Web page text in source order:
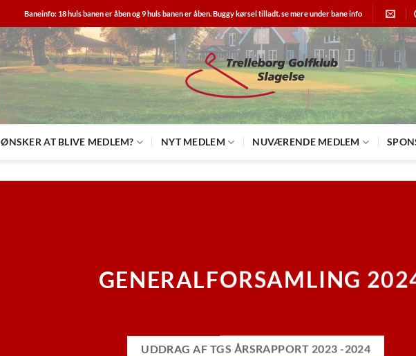
Baneinfo: 18 huls banen er åben og 9 huls banen er åben. Buggy kørsel tilladt. se mere under bane info
ØNSKER AT BLIVE MEDLEM? NYT MEDLEM NUVÆRENDE MEDLEM
GENERALFORSAMLING
UDDRAG AF TGS ÅRSRAPPORT 2023 -2024